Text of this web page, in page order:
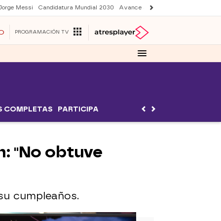
Messi Candidatura Mundial 2030 Avance Sueños de libertad
PROGRAMACIÓN TV
COMPLETAS PARTICIPA
"No obtuve
cumpleaños.